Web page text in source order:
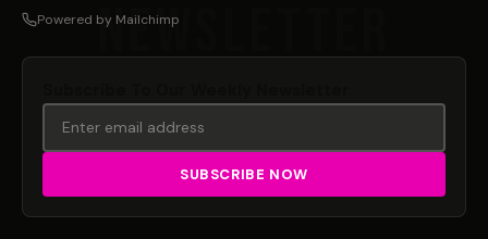
Powered by Mailchimp